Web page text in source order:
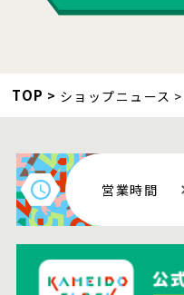
TOP ショップニュース
営業時間